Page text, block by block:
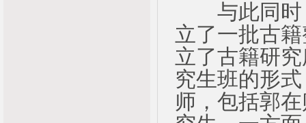
与此同时
立了一批古
立了古籍研
究生班的形
师，包括郭